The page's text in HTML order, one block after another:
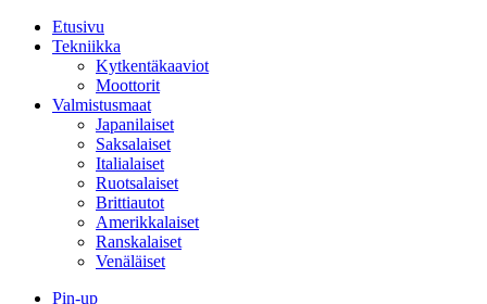
Etusivu
Tekniikka
Kytkentäkaaviot
Moottorit
Valmistusmaat
Japanilaiset
Saksalaiset
Italialaiset
Ruotsalaiset
Brittiautot
Amerikkalaiset
Ranskalaiset
Venäläiset
Pin-up